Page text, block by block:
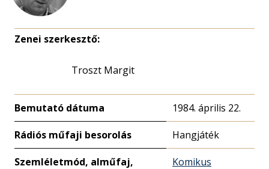
Zenei szerkesztő:
Troszt Margit
Bemutató dátuma 1984. április 22.
Rádiós műfaji besorolás Hangjáték
Szemléletmód, alműfaj,
Komikus